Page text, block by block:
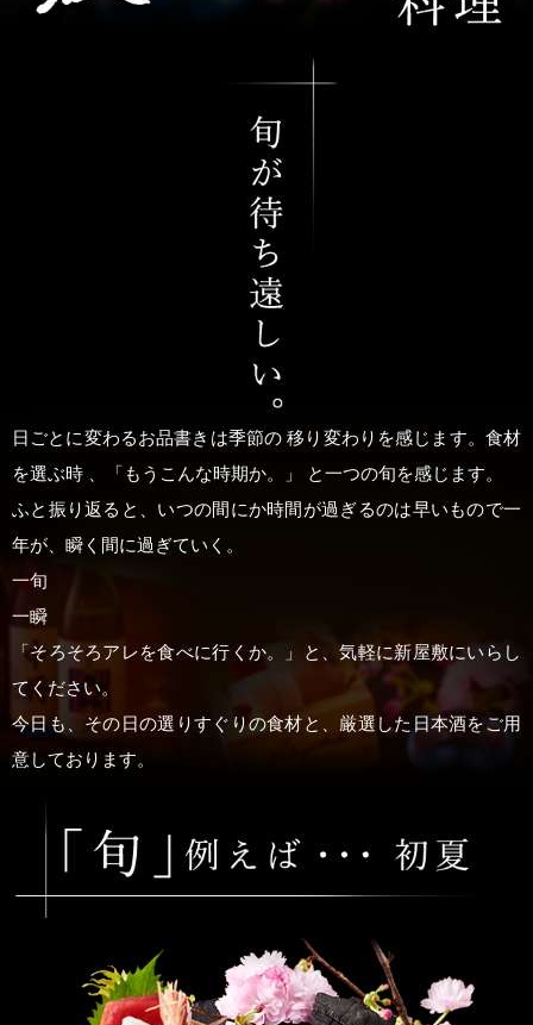
日ごとに変わるお品書きは季節の 移り変わりを感じます。食材
を選ぶ時 、「もうこんな時期か。」 と一つの旬を感じます。
ふと振り返ると、いつの間にか時間が過ぎるのは早いもので一
年が、瞬く間に過ぎていく。
一旬
一瞬
「そろそろアレを食べに行くか。」と、気軽に新屋敷にいらし
てください。
今日も、その日の選りすぐりの食材と、厳選した日本酒をご用
意しております。